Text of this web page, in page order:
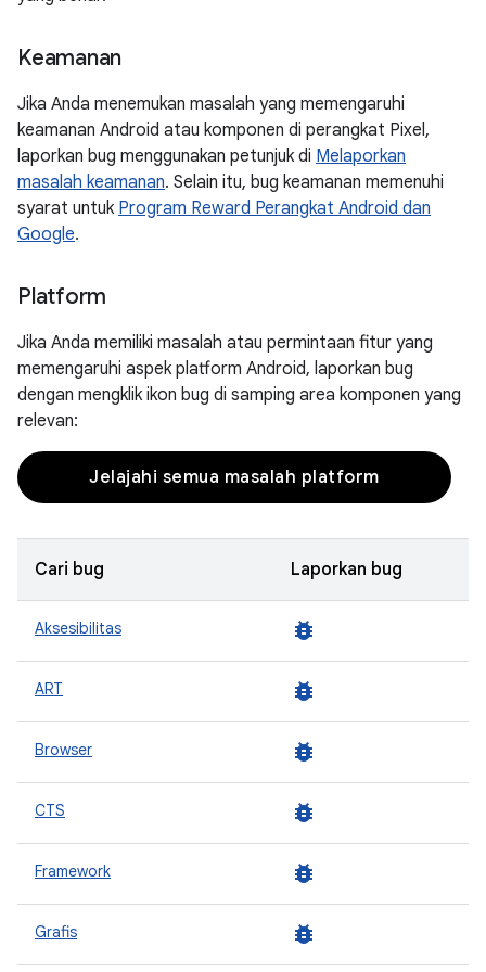
Keamanan
Jika Anda menemukan masalah yang memengaruhi
keamanan Android atau komponen di perangkat Pixel,
laporkan bug menggunakan petunjuk di Melaporkan
masalah keamanan. Selain itu, bug keamanan memenuhi
syarat untuk Program Reward Perangkat Android dan
Google.
Platform
Jika Anda memiliki masalah atau permintaan fitur yang
memengaruhi aspek platform Android, laporkan bug
dengan mengklik ikon bug di samping area komponen yang
relevan:
Jelajahi semua masalah platform
Cari bug Laporkan bug
Aksesibilitas bug_report
ART bug_report
Browser bug_report
CTS bug_report
Framework bug_report
Grafis bug_report